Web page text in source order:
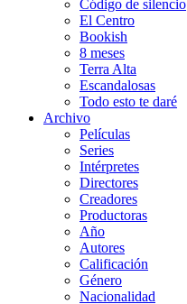
Código de silencio
El Centro
Bookish
8 meses
Terra Alta
Escandalosas
Todo esto te daré
Archivo
Películas
Series
Intérpretes
Directores
Creadores
Productoras
Año
Autores
Calificación
Género
Nacionalidad